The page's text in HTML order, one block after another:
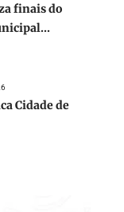
finais do
Cidade de